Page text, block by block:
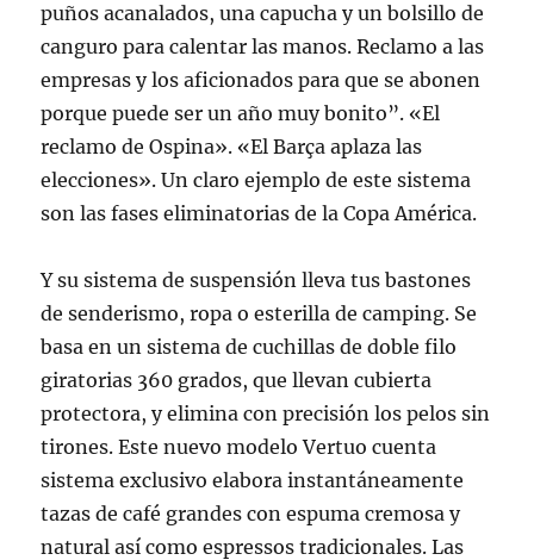
puños acanalados, una capucha y un bolsillo de
canguro para calentar las manos. Reclamo a las
empresas y los aficionados para que se abonen
porque puede ser un año muy bonito”. «El
reclamo de Ospina». «El Barça aplaza las
elecciones». Un claro ejemplo de este sistema
son las fases eliminatorias de la Copa América.
Y su sistema de suspensión lleva tus bastones
de senderismo, ropa o esterilla de camping. Se
basa en un sistema de cuchillas de doble filo
giratorias 360 grados, que llevan cubierta
protectora, y elimina con precisión los pelos sin
tirones. Este nuevo modelo Vertuo cuenta
sistema exclusivo elabora instantáneamente
tazas de café grandes con espuma cremosa y
natural así como espressos tradicionales. Las